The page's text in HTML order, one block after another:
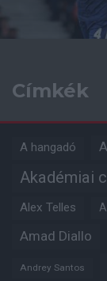
Címkék
A hangadó
Akadémiai
Alex Telles
Amad Diallo
Andrey Santos